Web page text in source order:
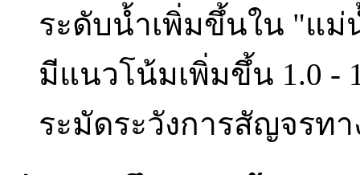
ระดับน้ำเพิ่มขึ้นใน "แม่
มีแนวโน้มเพิ่มขึ้น 1.0 -
ระมัดระวังการสัญจรท